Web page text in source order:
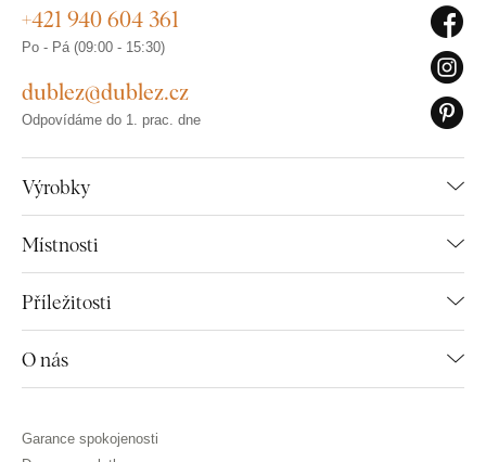
Výrobky
Místnosti
Příležitosti
O nás
+421 940 604 361
Po - Pá (09:00 - 15:30)
dublez@dublez.cz
Odpovídáme do 1. prac. dne
Garance spokojenosti